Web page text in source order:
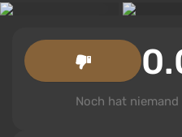
Noch hat